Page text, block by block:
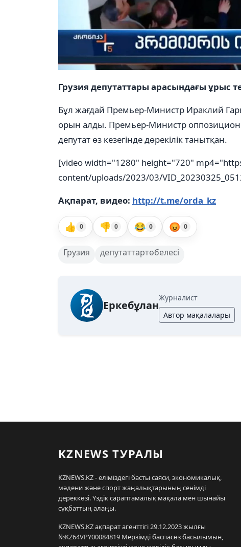
Грузия депутаттары арасындағы ұрыс
Бұл жағдай Премьер-Министр Ираклий
орын алды. Премьер-Министр
депутат өз кезегінде дөрекілік танытқан.
[video width="1280" height="720"
content/uploads/2023/03/
Ақпарат, видео: http://t.me/orda_kz
👍 0 👎 0 😂 0 😡 0
Грузия депутаттартөбелесі
Еркебұлан
Журналист
Автор мақалалары
KZNEWS ТУРАЛЫ
KZNEWS.KZ - еліміздегі басты саяси, экономикалық,
мәдени және спорт жаңалықтарының сенімді
дереккөзі. Үздік сараптамалық мақала мен шынайы
сұқбаттың алаңы.
KZNEWS.KZ ақпарат агенттігі 29.12.2023 жылғы
№KZ64VPY00084819 Мерзімді баспасөз басылымын,